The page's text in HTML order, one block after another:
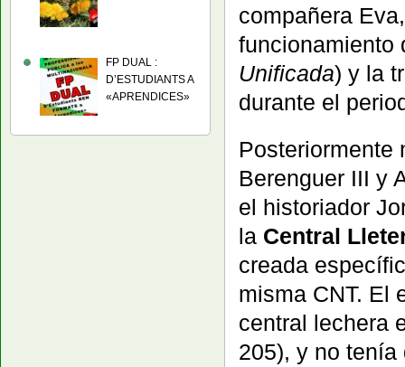
compañera
funcionamiento
Unificada) y la
durante el
Posteriormente
Berenguer III y
el historiador
la Central
creada
misma CNT. El
central lechera
205), y no
FP DUAL :
D’ESTUDIANTS A
«APRENDICES»